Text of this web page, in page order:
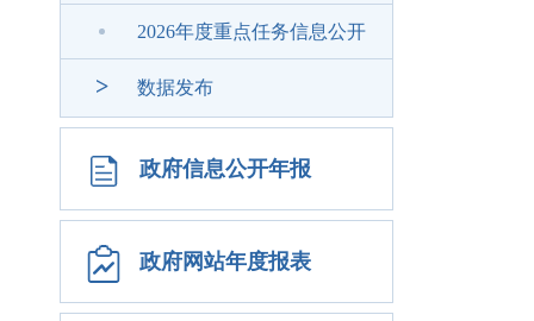
2026年度重点任务信息公开
> 数据发布
政府信息公开年报
政府网站年度报表